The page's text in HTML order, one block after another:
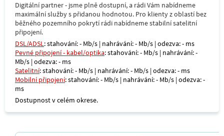
Digitální partner - jsme plně dostupní, a rádi Vám nabídneme
maximální služby s přidanou hodnotou. Pro klienty z oblastí bez
běžného pozemního pokrytí rádi nabídneme stabilní satelitní
připojení.
DSL/ADSL: stahování: - Mb/s | nahrávání: - Mb/s | odezva: - ms
Pevné připojení - kabel/optika: stahování: - Mb/s | nahrávání: -
Mb/s | odezva: - ms
Satelitní: stahování: - Mb/s | nahrávání: - Mb/s | odezva: - ms
Mobilní připojení: stahování: - Mb/s | nahrávání: - Mb/s | odezva: -
ms
Dostupnost v celém okrese.